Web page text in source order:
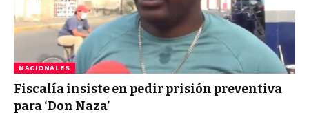
NACIONALES
Fiscalía insiste en pedir prisión preventiva
para ‘Don Naza’